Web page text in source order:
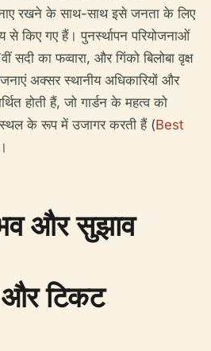
रखने के साथ-साथ इसे जनता के लिए
किए गए हैं। पुनर्स्थापन परियोजनाओं
सदी का फव्वारा, और गिंको बिलोबा वृक्ष
अक्सर स्थानीय अधिकारियों और
होती हैं, जो गार्डन के महत्व को
के रूप में उजागर करती हैं (Best
और सुझाव
टिकट